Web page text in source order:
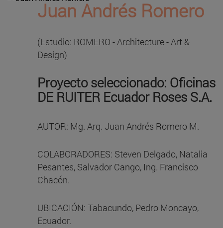
Juan Andrés Romero
(Estudio: ROMERO - Architecture - Art &
Design)
Proyecto seleccionado: Oficinas
DE RUITER Ecuador Roses S.A.
AUTOR: Mg. Arq. Juan Andrés Romero M.
COLABORADORES: Steven Delgado, Natalia
Pesantes, Salvador Cango, Ing. Francisco
Chacón.
UBICACIÓN: Tabacundo, Pedro Moncayo,
Ecuador.